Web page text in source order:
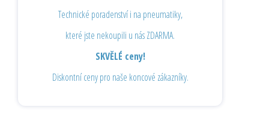
Technické poradenství i na pneumatiky,
které jste nekoupili u nás ZDARMA.
SKVĚLÉ ceny!
Diskontní ceny pro naše koncové zákazníky.